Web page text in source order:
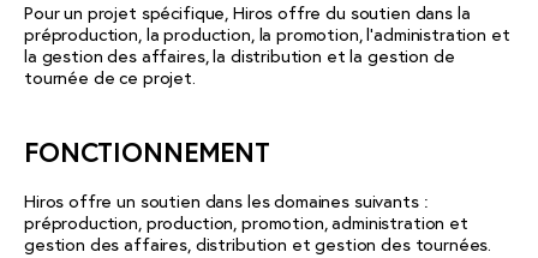
Pour un projet spécifique, Hiros offre du soutien dans la
préproduction, la production, la promotion, l’administration et
la gestion des affaires, la distribution et la gestion de
tournée de ce projet.
FONCTIONNEMENT
Hiros offre un soutien dans les domaines suivants :
préproduction, production, promotion, administration et
gestion des affaires, distribution et gestion des tournées.